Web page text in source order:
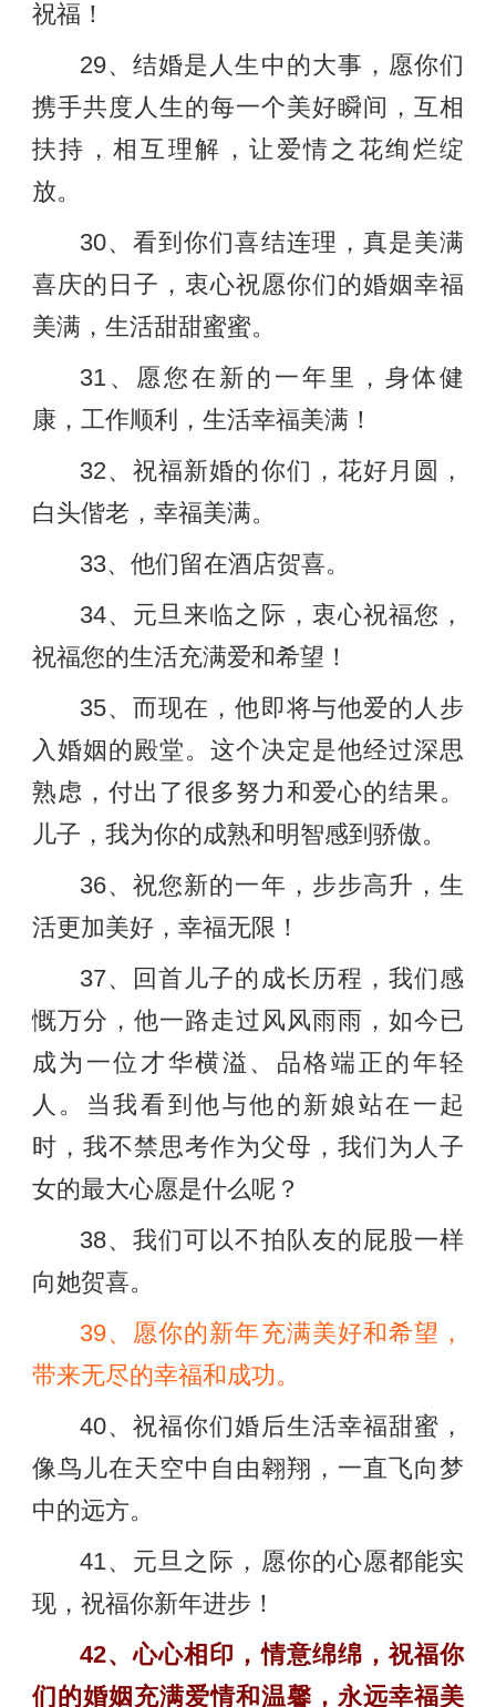
祝福！
29、结婚是人生中的大事，愿你们
携手共度人生的每一个美好瞬间，互相
扶持，相互理解，让爱情之花绚烂绽
放。
30、看到你们喜结连理，真是美满
喜庆的日子，衷心祝愿你们的婚姻幸福
美满，生活甜甜蜜蜜。
31、愿您在新的一年里，身体健
康，工作顺利，生活幸福美满！
32、祝福新婚的你们，花好月圆，
白头偕老，幸福美满。
33、他们留在酒店贺喜。
34、元旦来临之际，衷心祝福您，
祝福您的生活充满爱和希望！
35、而现在，他即将与他爱的人步
入婚姻的殿堂。这个决定是他经过深思
熟虑，付出了很多努力和爱心的结果。
儿子，我为你的成熟和明智感到骄傲。
36、祝您新的一年，步步高升，生
活更加美好，幸福无限！
37、回首儿子的成长历程，我们感
慨万分，他一路走过风风雨雨，如今已
成为一位才华横溢、品格端正的年轻
人。当我看到他与他的新娘站在一起
时，我不禁思考作为父母，我们为人子
女的最大心愿是什么呢？
38、我们可以不拍队友的屁股一样
向她贺喜。
39、愿你的新年充满美好和希望，
带来无尽的幸福和成功。
40、祝福你们婚后生活幸福甜蜜，
像鸟儿在天空中自由翱翔，一直飞向梦
中的远方。
41、元旦之际，愿你的心愿都能实
现，祝福你新年进步！
42、心心相印，情意绵绵，祝福你
们的婚姻充满爱情和温馨，永远幸福美